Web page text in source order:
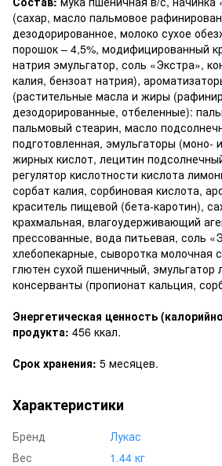
(сахар, масло пальмовое
дезодорированное, молоко сухое
порошок – 4,5%, модифицированный
натрия эмульгатор, соль «Экстра»,
калия, бензоат натрия),
(растительные масла и жиры
дезодорированные, отбеленные):
пальмовый стеарин, масло
подготовленная, эмульгаторы (моно-
жирных кислот, лецитин
регулятор кислотности кислота
сорбат калия, сорбиновая кислота,
краситель пищевой (бета-каротин),
крахмальная, влагоудерживающий
прессованные, вода питьевая, соль
хлебопекарные, сыворотка молочная
глютен сухой пшеничный, эмульгатор
консерванты (пропионат кальция,
Энергетическая ценность
продукта: 456 ккал.
Срок хранения: 5 месяцев.
Характеристики
Бренд
Лукас
Вес
1.44 кг